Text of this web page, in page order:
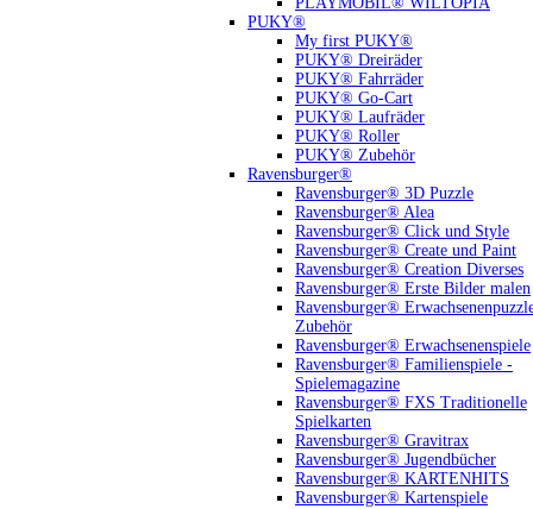
PUKY®
My first PUKY®
PUKY® Dreiräder
PUKY® Fahrräder
PUKY® Go-Cart
PUKY® Laufräder
PUKY® Roller
PUKY® Zubehör
Ravensburger®
Ravensburger® 3D Puzzle
Ravensburger® Alea
Ravensburger® Click und Style
Ravensburger® Create und Paint
Ravensburger® Creation Diverses
Ravensburger® Erste Bilder malen
Ravensburger®
Zubehör
Ravensburger® Erwachsenenspiele
Ravensburger® Familienspiele -
Spielemagazine
Ravensburger® FXS Traditionelle
Spielkarten
Ravensburger® Gravitrax
Ravensburger® Jugendbücher
Ravensburger® KARTENHITS
Ravensburger® Kartenspiele